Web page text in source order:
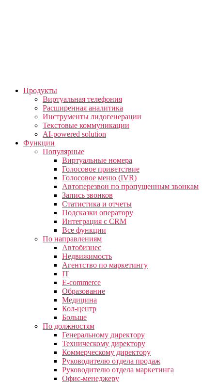
Продукты
Виртуальная телефония
Расширенная аналитика
Инструменты лидогенерации
Текстовые коммуникации
AI-powered solution
Функции
Популярные
Виртуальные номера
Голосовое приветствие
Голосовое меню (IVR)
Автоперезвон по пропущенным звонкам
Запись звонков
Статистика и отчеты
Подсказки оператору
Интеграция с CRM
Все функции
По направлениям
Автобизнес
Недвижимость
Агентство по маркетингу
IT
E-commerce
Образование
Медицина
Кол-центр
Больше
По должностям
Генеральному директору
Техническому директору
Коммерческому директору
Руководителю отдела продаж
Руководителю отдела маркетинга
Офис-менеджеру